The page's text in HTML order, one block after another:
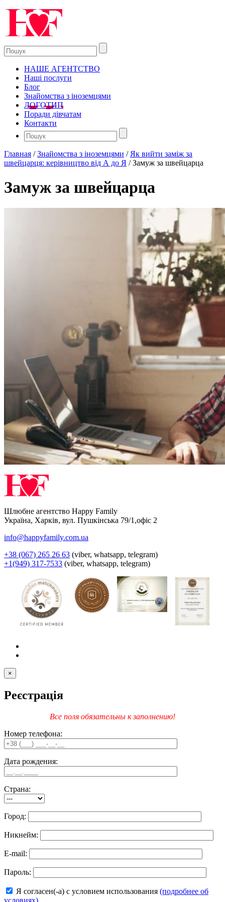
НАШЕ АГЕНТСТВО
Наші послуги
Блог
Знайомства з іноземцями
ЛОГОТИП
Поради дівчатам
Контакти
Главная /Знайомства з іноземцями / Як вийти заміж за
швейцарця: керівництво від А до Я /Замуж за швейцарца
Замуж за швейцарца
Шлюбне агентство Happy Family
Україна, Харків, вул. Пушкінська 79/1,офіс 2
info@happyfamily.com.ua
+38 (067) 265 26 63 (viber, whatsapp, telegram)
+1(949) 317-7533 (viber, whatsapp, telegram)
×
Реєстрація
Все поля обязательны к заполнению!
Номер телефона:
Дата рождения:
Страна:
Город:
Никнейм:
E-mail:
Пароль:
Я согласен(-а) с условием использования (подробнее об
условиях)